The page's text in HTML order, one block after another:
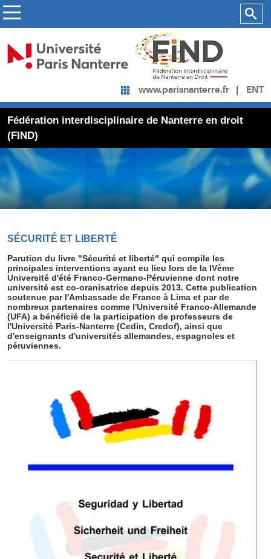
www.parisnanterre.fr ENT
Fédération interdisciplinaire de Nanterre en droit
(FIND)
SÉCURITÉ ET LIBERTÉ
Parution du livre "Sécurité et liberté" qui compile les
principales interventions ayant eu lieu lors de la IVème
Université d'été Franco-Germano-Péruvienne dont notre
université est co-oranisatrice depuis 2013. Cette publication
soutenue par l'Ambassade de France à Lima et par de
nombreux partenaires comme l'Université Franco-Allemande
(UFA) a bénéficié de la participation de professeurs de
l'Université Paris-Nanterre (Cedin, Credof), ainsi que
d'enseignants d'universités allemandes, espagnoles et
péruviennes.